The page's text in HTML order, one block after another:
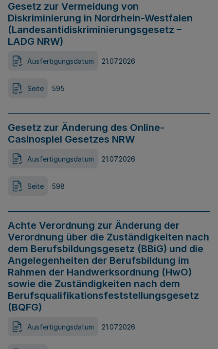
Gesetz zur Vermeidung von
Diskriminierung in Nordrhein-Westfalen
(Landesantidiskriminierungsgesetz –
LADG NRW)
Ausfertigungsdatum 21.07.2026
Seite 595
Gesetz zur Änderung des Online-
Casinospiel Gesetzes NRW
Ausfertigungsdatum 21.07.2026
Seite 598
Achte Verordnung zur Änderung der
Verordnung über die Zuständigkeiten nach
dem Berufsbildungsgesetz (BBiG) und die
Angelegenheiten der Berufsbildung im
Rahmen der Handwerksordnung (HwO)
sowie die Zuständigkeiten nach dem
Berufsqualifikationsfeststellungsgesetz
(BQFG)
Ausfertigungsdatum 21.07.2026